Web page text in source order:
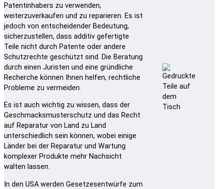
Patentinhabers zu verwenden,
weiterzuverkaufen und zu reparieren. Es ist
jedoch von entscheidender Bedeutung,
sicherzustellen, dass additiv gefertigte
Teile nicht durch Patente oder andere
Schutzrechte geschützt sind. Die Beratung
durch einen Juristen und eine gründliche
Recherche können Ihnen helfen, rechtliche
Probleme zu vermeiden.
Es ist auch wichtig zu wissen, dass der
Geschmacksmusterschutz und das Recht
auf Reparatur von Land zu Land
unterschiedlich sein können, wobei einige
Länder bei der Reparatur und Wartung
komplexer Produkte mehr Nachsicht
walten lassen.
In den USA werden Gesetzesentwürfe zum